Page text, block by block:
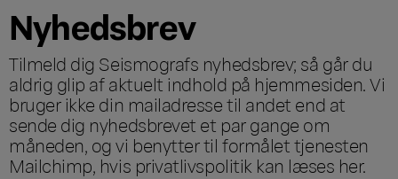
Nyhedsbrev
Tilmeld dig Seismografs nyhedsbrev; så går du
aldrig glip af aktuelt indhold på hjemmesiden. Vi
bruger ikke din mailadresse til andet end at
sende dig nyhedsbrevet et par gange om
måneden, og vi benytter til formålet tjenesten
Mailchimp, hvis privatlivspolitik kan læses her.